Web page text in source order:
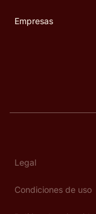
Empresas
Legal
Condiciones de uso